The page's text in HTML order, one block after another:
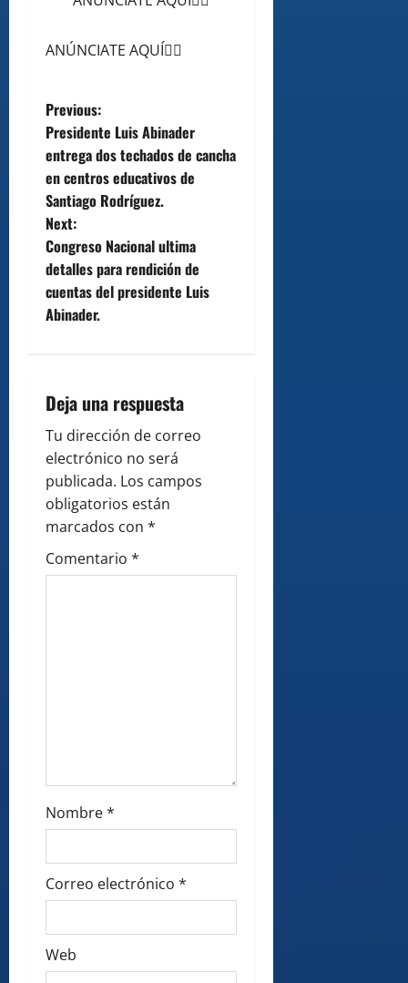
ANÚNCIATE AQUÍ👆🏻
P
o
s
t
n
a
i
g
a
t
i
o
Previous:
Presidente Luis Abinader
entrega dos techados de cancha
en centros educativos de
Santiago Rodríguez.
Next:
Congreso Nacional ultima
detalles para rendición de
cuentas del presidente Luis
Abinader.
Deja una respuesta
Tu dirección de correo
electrónico no será
publicada. Los campos
obligatorios están
marcados con *
Comentario *
Nombre*
Correo electrónico *
Web